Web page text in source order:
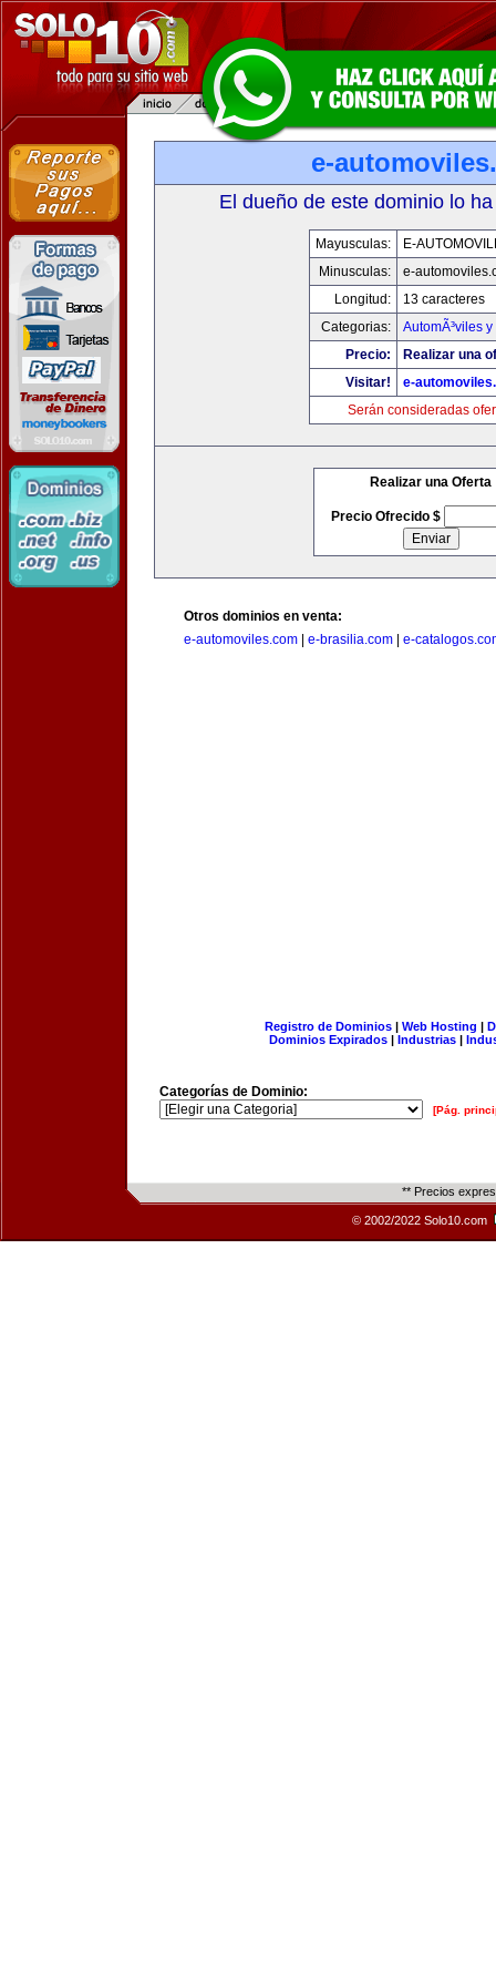
e-
El dueño de este dominio lo
Mayusculas:
E-
Minusculas:
e-
Longitud:
13 caracteres
Categorias:
AutomÃ³viles
Precio:
Realizar una
Visitar!
e-
Serán consideradas
Realizar una Oferta
Precio Ofrecido $
Otros dominios en venta:
e-automoviles.com
e-brasilia.com e-
Registro de Dominios| Web Hosting |
Dominios Expirados | Industrias |
Categorías de Dominio:
[Pág.
** Precios
© 2002/2022 Solo10.com